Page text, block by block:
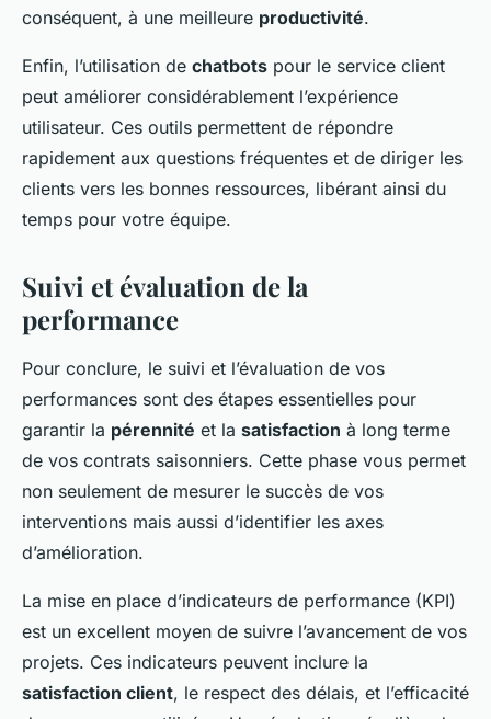
conséquent, à une meilleure productivité.
Enfin, l’utilisation de chatbots pour le service client
peut améliorer considérablement l’expérience
utilisateur. Ces outils permettent de répondre
rapidement aux questions fréquentes et de diriger les
clients vers les bonnes ressources, libérant ainsi du
temps pour votre équipe.
Suivi et évaluation de la
performance
Pour conclure, le suivi et l’évaluation de vos
performances sont des étapes essentielles pour
garantir la pérennité et la satisfaction à long terme
de vos contrats saisonniers. Cette phase vous permet
non seulement de mesurer le succès de vos
interventions mais aussi d’identifier les axes
d’amélioration.
La mise en place d’indicateurs de performance (KPI)
est un excellent moyen de suivre l’avancement de vos
projets. Ces indicateurs peuvent inclure la
satisfaction client, le respect des délais, et l’efficacité